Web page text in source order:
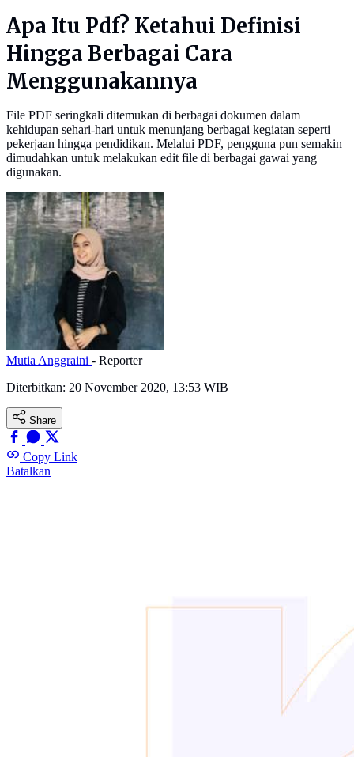
Apa Itu Pdf? Ketahui Definisi
Hingga Berbagai Cara
Menggunakannya
File PDF seringkali ditemukan di berbagai dokumen dalam
kehidupan sehari-hari untuk menunjang berbagai kegiatan seperti
pekerjaan hingga pendidikan. Melalui PDF, pengguna pun semakin
dimudahkan untuk melakukan edit file di berbagai gawai yang
digunakan.
Mutia Anggraini - Reporter
Diterbitkan: 20 November 2020, 13:53 WIB
Share
Copy Link
Batalkan